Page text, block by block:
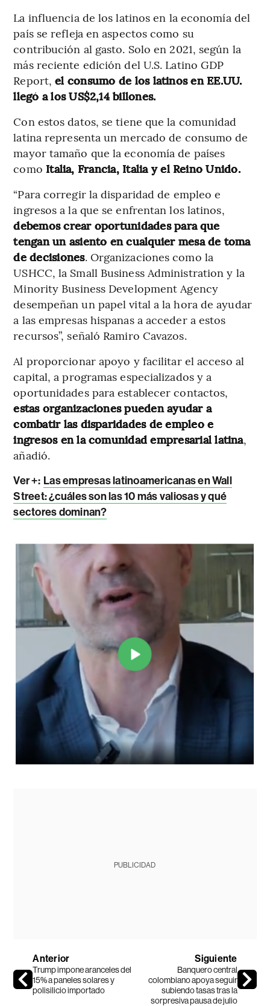
La influencia de los latinos en la economía del
país se refleja en aspectos como su
contribución al gasto. Solo en 2021, según la
más reciente edición del U.S. Latino GDP
Report,el consumo de los latinos en EE.UU.
llegó a los US$2,14 billones.
Con estos datos, se tiene que la comunidad
latina representa un mercado de consumo de
mayor tamaño que la economía de países
como Italia, Francia, Italia y el Reino Unido.
“Para corregir la disparidad de empleo e
ingresos a la que se enfrentan los latinos,
debemos crear oportunidades para que
tengan un asiento en cualquier mesa de toma
de decisiones. Organizaciones como la
USHCC, la Small Business Administration y la
Minority Business Development Agency
desempeñan un papel vital a la hora de ayudar
a las empresas hispanas a acceder a estos
recursos”, señaló Ramiro Cavazos.
Al proporcionar apoyo y facilitar el acceso al
capital, a programas especializados y a
oportunidades para establecer contactos,
estas organizaciones pueden ayudar a
combatir las disparidades de empleo e
ingresos en la comunidad empresarial latina,
añadió.
Ver +: Las empresas latinoamericanas en Wall
Street: ¿cuáles son las 10 más valiosas y qué
sectores dominan?
PUBLICIDAD
Anterior
Trump impone aranceles del
15% a paneles solares y
polisilicio importado
Siguiente
Banquero central
colombiano apoya seguir
subiendo tasas tras la
sorpresiva pausa de julio